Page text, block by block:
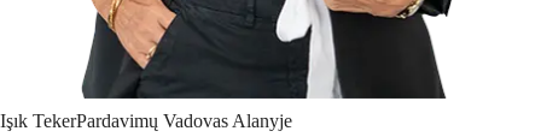
Işık TekerPardavimų Vadovas Alanyje